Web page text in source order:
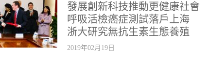
發展創新科技推動更健康社會
呼吸活檢癌症測試落戶上海
浙大研究無抗生素生態養殖
2019年02月19日